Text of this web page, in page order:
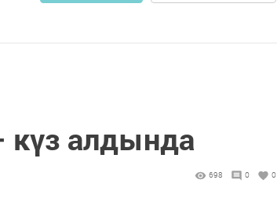
күз алдында
698 0 0